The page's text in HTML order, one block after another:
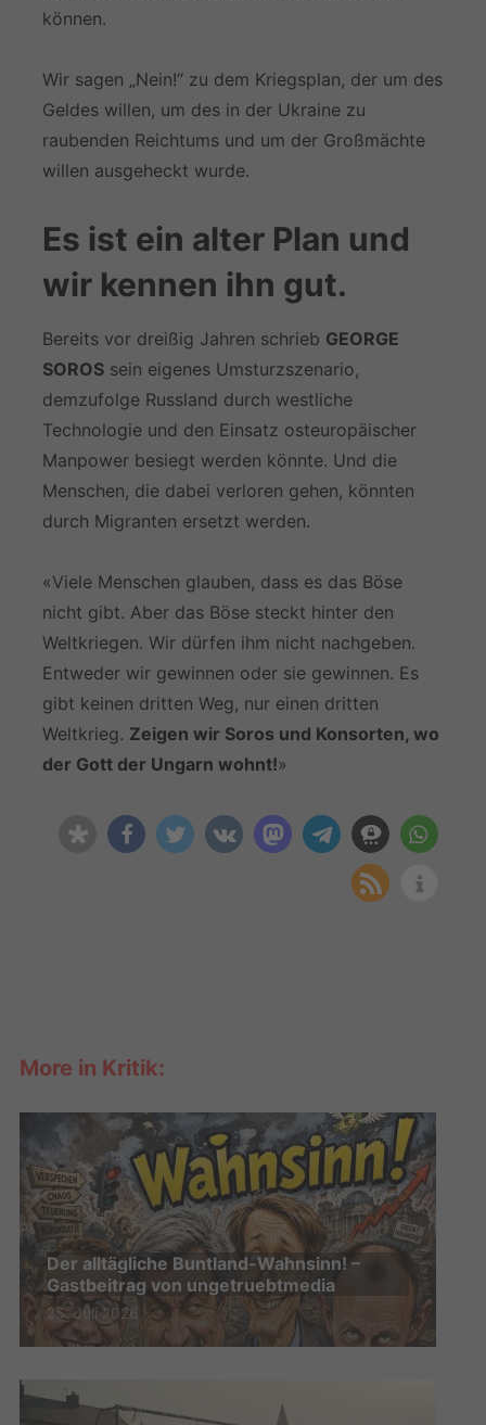
können.
Wir sagen „Nein!“ zu dem Kriegsplan, der um des
Geldes willen, um des in der Ukraine zu
raubenden Reichtums und um der Großmächte
willen ausgeheckt wurde.
Es ist ein alter Plan und
wir kennen ihn gut.
Bereits vor dreißig Jahren schrieb GEORGE
SOROSsein eigenes Umsturzszenario,
demzufolge Russland durch westliche
Technologie und den Einsatz osteuropäischer
Manpower besiegt werden könnte. Und die
Menschen, die dabei verloren gehen, könnten
durch Migranten ersetzt werden.
«Viele Menschen glauben, dass es das Böse
nicht gibt. Aber das Böse steckt hinter den
Weltkriegen. Wir dürfen ihm nicht nachgeben.
Entweder wir gewinnen oder sie gewinnen. Es
gibt keinen dritten Weg, nur einen dritten
Weltkrieg. Zeigen wir Soros und Konsorten, wo
der Gott der Ungarn wohnt!»
More in Kritik:
Der alltägliche Buntland-Wahnsinn! –
Gastbeitrag von ungetruebtmedia
25. Juli 2026